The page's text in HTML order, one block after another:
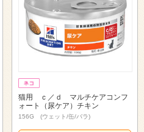
猫用 ｃ／ｄ マルチケアコンフ
ォート（尿ケア）チキン
156G (ウェット/缶/バラ)